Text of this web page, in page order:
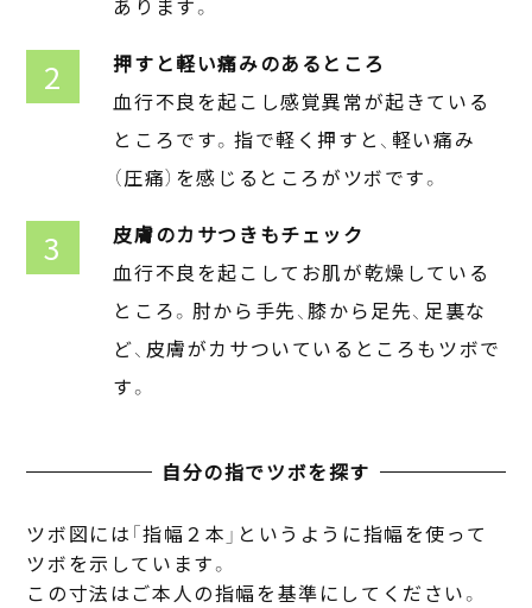
あります。
押すと軽い痛みのあるところ
血行不良を起こし感覚異常が起きている
ところです。指で軽く押すと、軽い痛み
（圧痛）を感じるところがツボです。
皮膚のカサつきもチェック
血行不良を起こしてお肌が乾燥している
ところ。肘から手先、膝から足先、足裏な
ど、皮膚がカサついているところもツボで
す。
自分の指でツボを探す
ツボ図には「指幅２本」というように指幅を使って
ツボを示しています。
この寸法はご本人の指幅を基準にしてください。